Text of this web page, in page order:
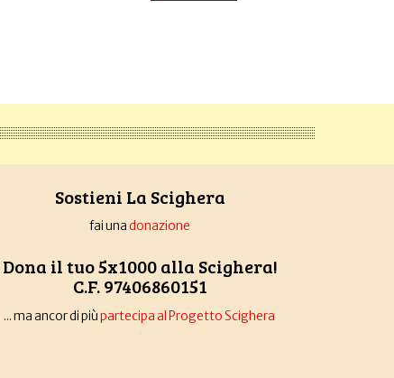
Sostieni La Scighera
fai unadonazione
Dona il tuo 5x1000 alla Scighera!
C.F. 97406860151
... ma ancor di piùpartecipa al Progetto Scighera